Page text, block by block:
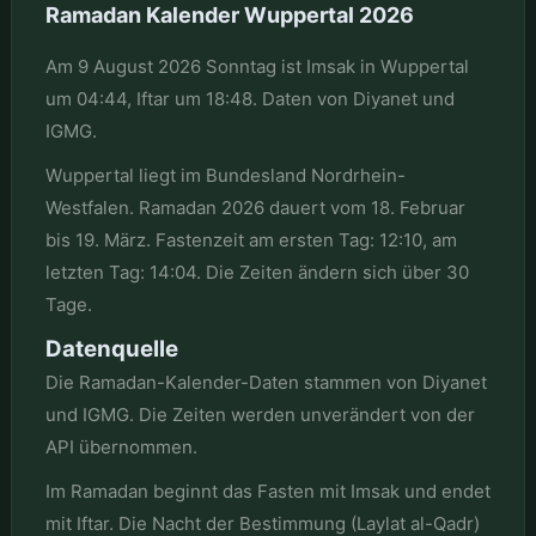
Ramadan Kalender Wuppertal 2026
Am 9 August 2026 Sonntag ist Imsak in Wuppertal
um 04:44, Iftar um 18:48. Daten von Diyanet und
IGMG.
Wuppertal liegt im Bundesland Nordrhein-
Westfalen. Ramadan 2026 dauert vom 18. Februar
bis 19. März. Fastenzeit am ersten Tag: 12:10, am
letzten Tag: 14:04. Die Zeiten ändern sich über 30
Tage.
Datenquelle
Die Ramadan-Kalender-Daten stammen von Diyanet
und IGMG. Die Zeiten werden unverändert von der
API übernommen.
Im Ramadan beginnt das Fasten mit Imsak und endet
mit Iftar. Die Nacht der Bestimmung (Laylat al-Qadr)